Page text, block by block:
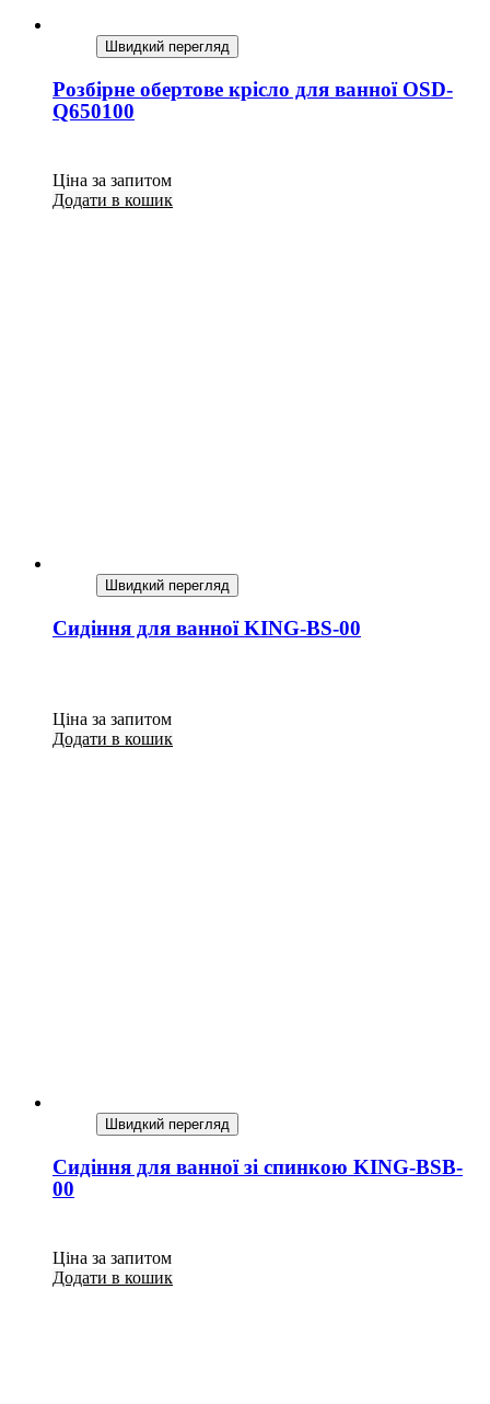
Швидкий перегляд
Розбірне обертове крісло для ванної OSD-
Q650100
Ціна за запитом
Додати в кошик
Швидкий перегляд
Сидіння для ванної KING-BS-00
Ціна за запитом
Додати в кошик
Швидкий перегляд
Сидіння для ванної зі спинкою KING-BSB-
00
Ціна за запитом
Додати в кошик